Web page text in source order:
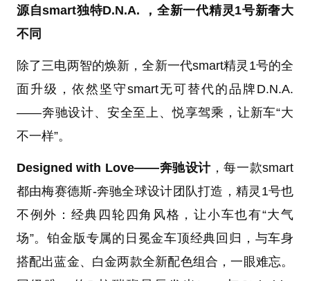
源自smart独特D.N.A. ，全新一代精灵1号新奢大
不同
除了三电两智的焕新，全新一代smart精灵1号的全
面升级，依然坚守smart无可替代的品牌D.N.A.
——奔驰设计、安全至上、悦享驾乘，让新车“大
不一样”。
Designed with Love——奔驰设计，每一款smart
都由梅赛德斯-奔驰全球设计团队打造，精灵1号也
不例外：经典四轮四角风格，让小车也有“大气
场”。铂金版专属的日冕金车顶经典回归，与车身
搭配出蓝金、白金两款全新配色组合，一眼难忘。